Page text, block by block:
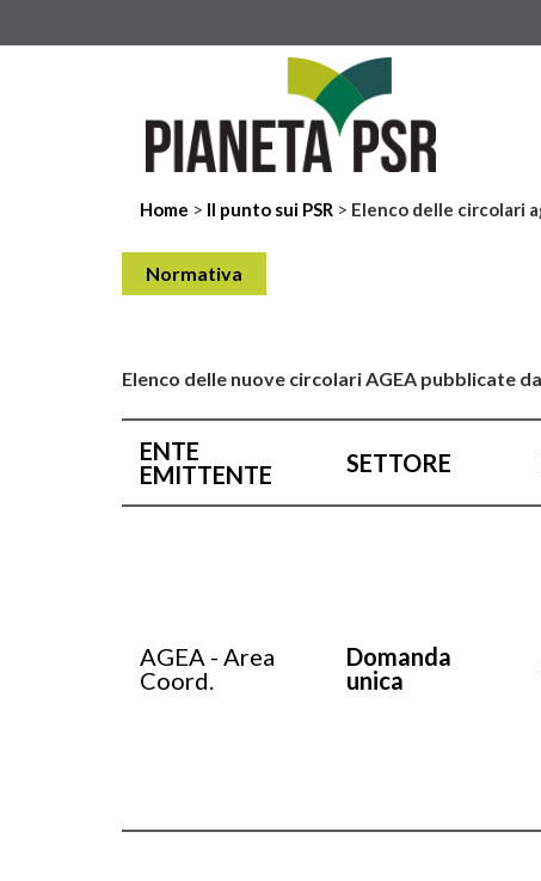
Home > Il punto sui PSR > Elenco delle circolari
Normativa
Elenco delle nuove circolari AGEA pubblicate
ENTE
EMITTENTE
SETTORE
AGEA - Area
Coord.
Domanda
unica